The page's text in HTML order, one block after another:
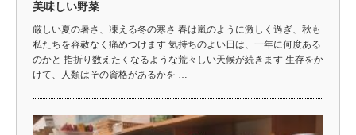
美味しい野菜
厳しい夏の暑さ、凍える冬の寒さ 春は嵐のように激しく過ぎ、秋も
私たちを容赦なく痛めつけます 気持ちのよい日は、一年に何度ある
のかと 指折り数えたくなるような荒々しい天候が続きます 生存をか
けて、人類はその資格があるかを …